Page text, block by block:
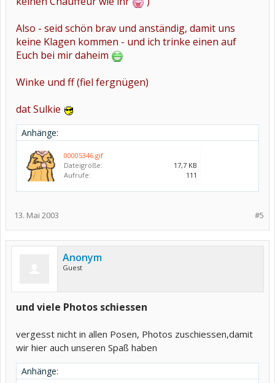
Also - seid schön brav und anständig, damit uns
keine Klagen kommen - und ich trinke einen auf
Euch bei mir daheim
Winke und ff (fiel fergnügen)
dat Sulkie
Anhänge:
00005346.gif
Dateigröße:
17,7 KB
Aufrufe:
111
#5
13. Mai 2003
Anonym
Guest
und viele Photos schiessen
vergesst nicht in allen Posen, Photos zuschiessen,damit
wir hier auch unseren Spaß haben
Anhänge: